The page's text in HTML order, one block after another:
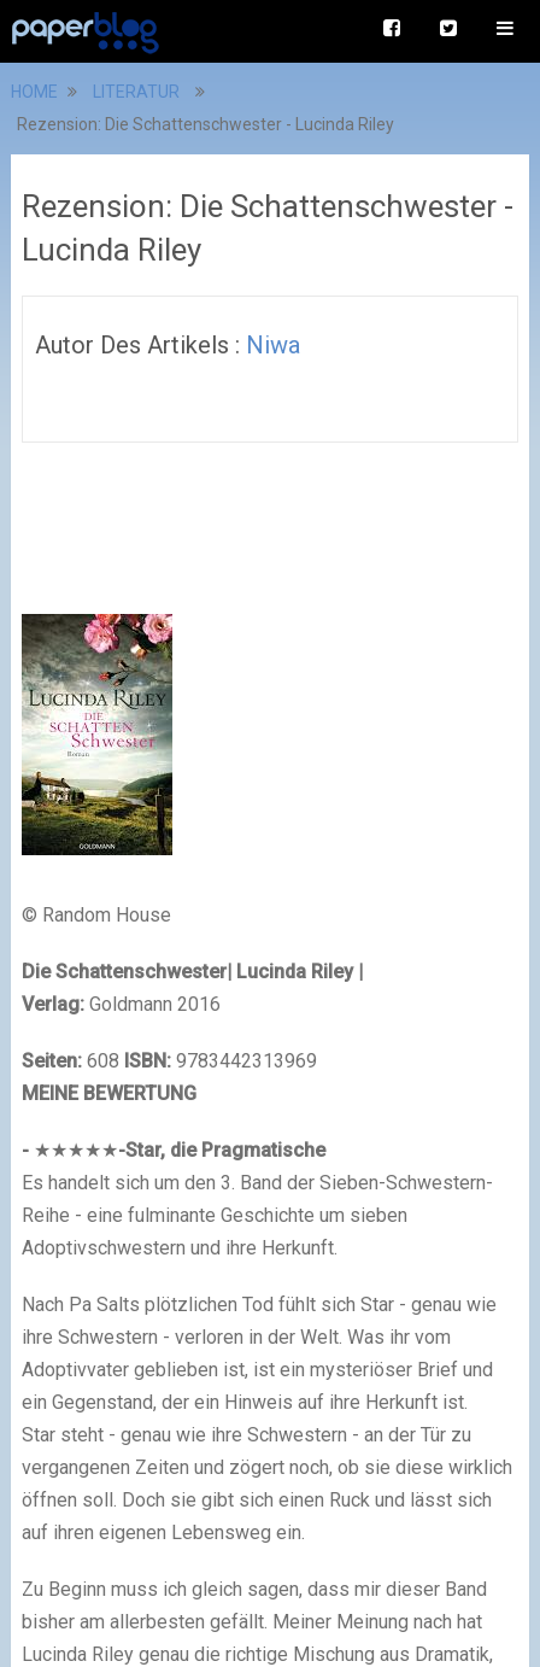
HOME
LITERATUR
Rezension: Die Schattenschwester - Lucinda Riley
Rezension: Die Schattenschwester -
Lucinda Riley
Autor Des Artikels : Niwa
© Random House
Die Schattenschwester| Lucinda Riley|
Verlag:Goldmann 2016
Seiten:608 ISBN:9783442313969
MEINE BEWERTUNG
- ★★★★★-Star, die Pragmatische
Es handelt sich um den 3. Band der Sieben-Schwestern-
Reihe - eine fulminante Geschichte um sieben
Adoptivschwestern und ihre Herkunft.
Nach Pa Salts plötzlichen Tod fühlt sich Star - genau wie
ihre Schwestern - verloren in der Welt. Was ihr vom
Adoptivvater geblieben ist, ist ein mysteriöser Brief und
ein Gegenstand, der ein Hinweis auf ihre Herkunft ist.
Star steht - genau wie ihre Schwestern - an der Tür zu
vergangenen Zeiten und zögert noch, ob sie diese wirklich
öffnen soll. Doch sie gibt sich einen Ruck und lässt sich
auf ihren eigenen Lebensweg ein.
Zu Beginn muss ich gleich sagen, dass mir dieser Band
bisher am allerbesten gefällt. Meiner Meinung nach hat
Lucinda Riley genau die richtige Mischung aus Dramatik,